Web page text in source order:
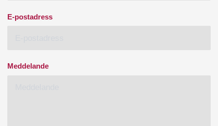
E-postadress
Meddelande